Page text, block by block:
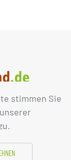
stimmen Sie
DATENSCHUTZ